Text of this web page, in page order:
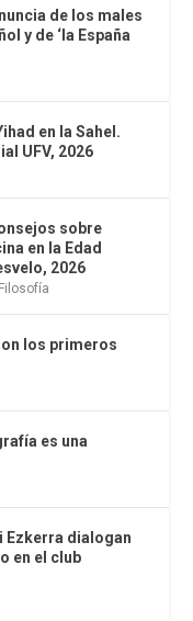
de los males
y de ‘la España
en la Sahel.
UFV, 2026
sobre
en la Edad
2026
Filosofía
los primeros
es una
Ezkerra dialogan
en el club